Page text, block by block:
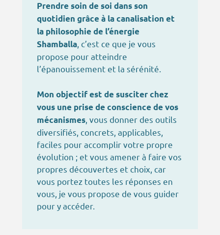
Prendre soin de soi dans son
quotidien grâce à la canalisation et
la philosophie de l’énergie
Shamballa, c’est ce que je vous
propose pour atteindre
l’épanouissement et la sérénité.
Mon objectif est de susciter chez
vous une prise de conscience de vos
mécanismes , vous donner des outils
diversifiés, concrets, applicables,
faciles pour accomplir votre propre
évolution ; et vous amener à faire vos
propres découvertes et choix, car
vous portez toutes les réponses en
vous, je vous propose de vous guider
pour y accéder.